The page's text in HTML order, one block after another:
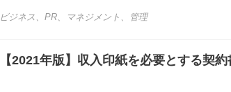
ビジネス 、 PR、 マネジメント 、 管理
【2021年版】収入印紙を必要とする契